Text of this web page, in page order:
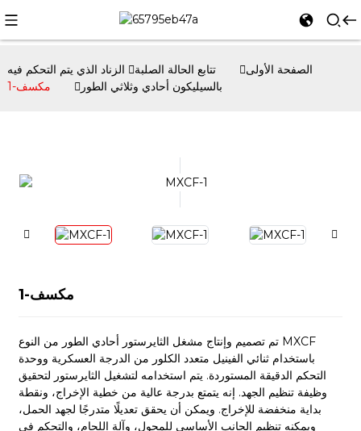
الصفحة الأولى تتابع الحالة الصلبة
الزناد الذي يتم التحكم فيه
بالسيليكون أحادي وثلاثي الطور
مكسف-1
مكسف-1
تم تصميم وإنتاج مشغل الثايرستور أحادي الطور من النوع MXCF
باستخدام ثنائي الفينيل متعدد الكلور من الدرجة العسكرية ووحدة
التحكم الدقيقة المستوردة. يتم استخدامه لتشغيل الثايرستور لتحقيق
وظيفة تنظيم الجهد. إنه يتمتع بدرجة عالية من خطية الإخراج، ونقطة
بداية منخفضة للإخراج. ويمكن أن يحقق تعديلًا متدرجًا لجهد الحمل،
ويمكنه تنظيم الجانب الأساسي للمحول، وآلة اللحام، والتحكم في